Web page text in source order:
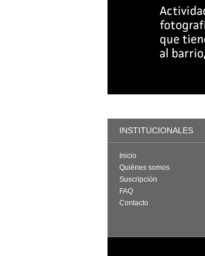
INSTITUCIONALES
Inicio
Quiénes somos
Suscripción
FAQ
Contacto